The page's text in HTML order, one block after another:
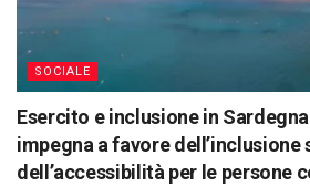
SOCIALE
Esercito e inclusione in
impegna a favore dell’inclusione
dell’accessibilità per le persone